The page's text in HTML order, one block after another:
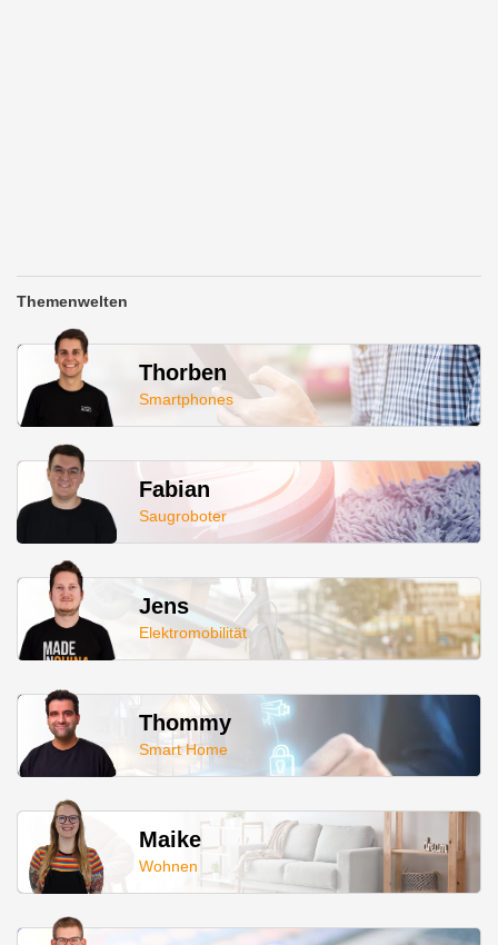
Themenwelten
Thorben
Smartphones
Fabian
Saugroboter
Jens
Elektromobilität
Thommy
Smart Home
Maike
Wohnen